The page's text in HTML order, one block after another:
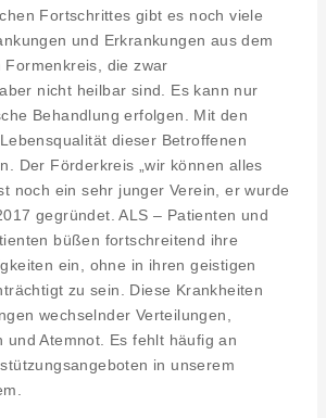
Fortschrittes gibt es noch viele
und Erkrankungen aus dem
Formenkreis, die zwar
nicht heilbar sind. Es kann nur
Behandlung erfolgen. Mit den
dieser Betroffenen
Der Förderkreis „wir können alles
noch ein sehr junger Verein, er wurde
gegründet. ALS – Patienten und
büßen fortschreitend ihre
ein, ohne in ihren geistigen
zu sein. Diese Krankheiten
wechselnder Verteilungen,
und Atemnot. Es fehlt häufig an
in unserem